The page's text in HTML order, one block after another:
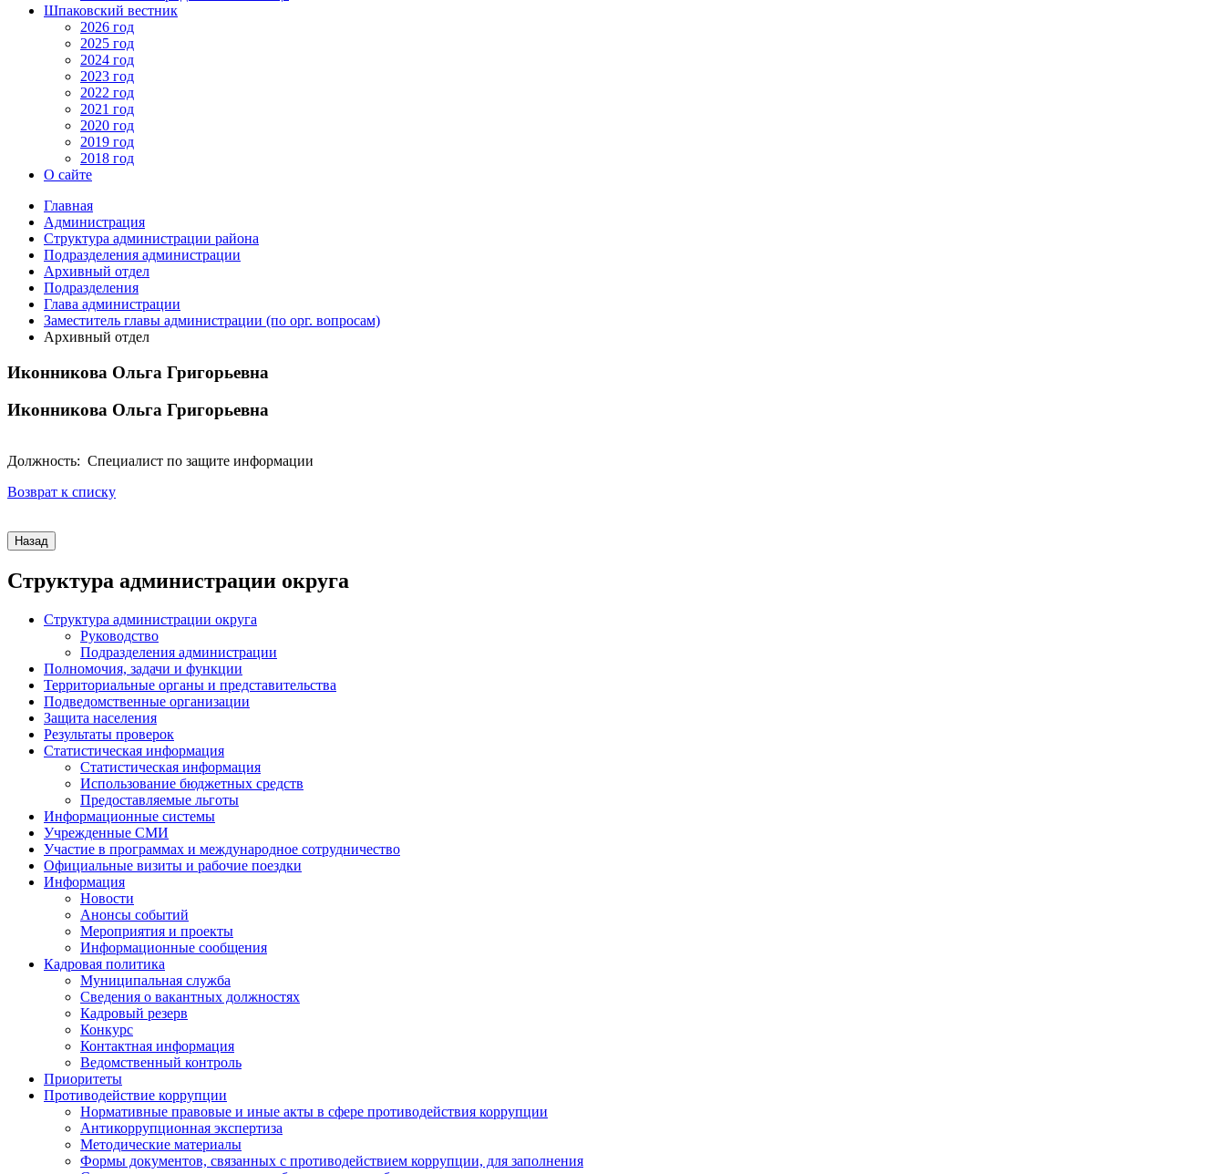
Шпаковский вестник
2026 год
2025 год
2024 год
2023 год
2022 год
2021 год
2020 год
2019 год
2018 год
О сайте
Главная
Администрация
Структура администрации района
Подразделения администрации
Архивный отдел
Подразделения
Глава администрации
Заместитель главы администрации (по орг. вопросам)
Архивный отдел
Иконникова Ольга Григорьевна
Иконникова Ольга Григорьевна
Должность: Специалист по защите информации
Возврат к списку
Структура администрации округа
Структура администрации округа
Руководство
Подразделения администрации
Полномочия, задачи и функции
Территориальные органы и представительства
Подведомственные организации
Защита населения
Результаты проверок
Статистическая информация
Статистическая информация
Использование бюджетных средств
Предоставляемые льготы
Информационные системы
Учрежденные СМИ
Участие в программах и международное сотрудничество
Официальные визиты и рабочие поездки
Информация
Новости
Анонсы событий
Мероприятия и проекты
Информационные сообщения
Кадровая политика
Муниципальная служба
Сведения о вакантных должностях
Кадровый резерв
Конкурс
Контактная информация
Ведомственный контроль
Приоритеты
Противодействие коррупции
Нормативные правовые и иные акты в сфере противодействия коррупции
Антикоррупционная экспертиза
Методические материалы
Формы документов, связанных с противодействием коррупции, для заполнения